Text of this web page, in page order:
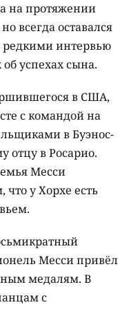
на протяжении
всегда оставался
редкими интервью
успехах сына.
в США,
с командой на
в Буэнос-
отцу в Росарио.
Месси
что у Хорхе есть
Месси привёл
медалям. В
с